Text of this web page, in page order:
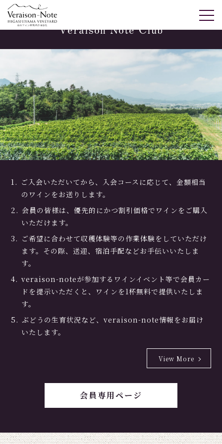
Veraison Note Club
ご入会いただいてから、入会コースに応じて、金額相当
のワインをお送りします。
会員の皆様は、優先的にかつ割引価格でワインをご購入
いただけます。
ご希望に合わせて収穫体験等の作業体験をしていただけ
ます。その際、送迎、宿泊手配などお手伝いいたしま
す。
veraison-noteが参加するワインイベント等で会員カー
ドを提示いただくと、ワインを1杯無料で提供いたしま
す。
ぶどうの生育状況など、veraison-note情報をお届け
いたします。
View More
会員専用ページ